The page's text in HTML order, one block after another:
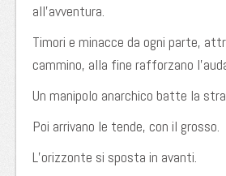
all’avventura.
Timori e minacce da ogni parte,
cammino, alla fine rafforzano
Un manipolo anarchico batte la
Poi arrivano le tende, con il grosso.
L’orizzonte si sposta in avanti.